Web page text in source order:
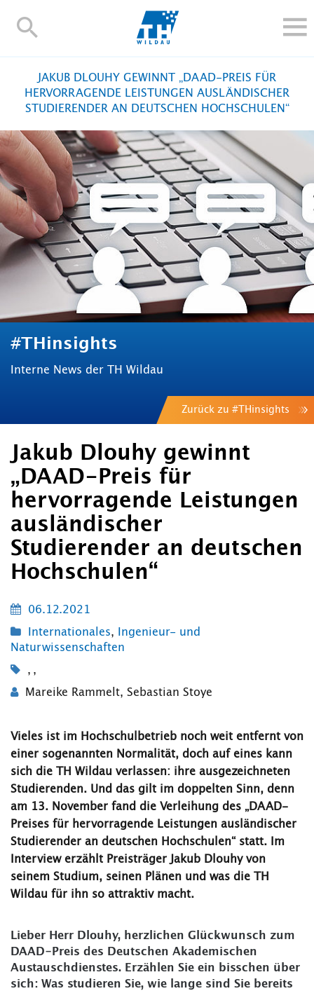
TH-
IM STUDIUM
FORSCHUNG UND TRANSFER
ALUMNI
HOCHSCHULE
INTERNATIONAL
BESCHÄFTIGTE
Blogs Kontakt und Anfahrt Webmail Moodle
TH Online-Portal Personensuche English
JAKUB DLOUHY GEWINNT „DAAD-PREIS FÜR
HERVORRAGENDE LEISTUNGEN AUSLÄNDISCHER
STUDIERENDER AN DEUTSCHEN HOCHSCHULEN“
#THinsights
Interne News der TH Wildau
Zurück zu #THinsights
Jakub Dlouhy gewinnt
„DAAD-Preis für
hervorragende Leistungen
ausländischer
Studierender an deutschen
Hochschulen“
06.12.2021
Internationales,
Ingenieur- und
Naturwissenschaften
, ,
Mareike Rammelt, Sebastian Stoye
Vieles ist im Hochschulbetrieb noch weit entfernt von
einer sogenannten Normalität, doch auf eines kann
sich die TH Wildau verlassen: ihre ausgezeichneten
Studierenden. Und das gilt im doppelten Sinn, denn
am 13. November fand die Verleihung des „DAAD-
Preises für hervorragende Leistungen ausländischer
Studierender an deutschen Hochschulen“ statt. Im
Interview erzählt Preisträger Jakub Dlouhy von
seinem Studium, seinen Plänen und was die TH
Wildau für ihn so attraktiv macht.
Lieber Herr Dlouhy, herzlichen Glückwunsch zum
DAAD-Preis des Deutschen Akademischen
Austauschdienstes. Erzählen Sie ein bisschen über
sich: Was studieren Sie, wie lange sind Sie bereits